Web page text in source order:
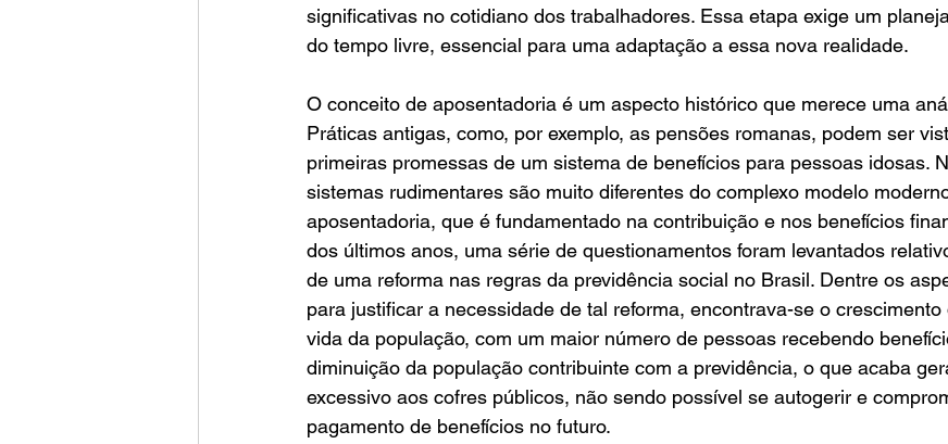
significativas no cotidiano dos trabalhadores. Essa etapa exige um
do tempo livre, essencial para uma adaptação a essa nova realidade.
O conceito de aposentadoria é um aspecto histórico que merece uma
Práticas antigas, como, por exemplo, as pensões romanas, podem ser
primeiras promessas de um sistema de benefícios para pessoas idosas.
sistemas rudimentares são muito diferentes do complexo modelo
aposentadoria, que é fundamentado na contribuição e nos benefícios
dos últimos anos, uma série de questionamentos foram levantados
de uma reforma nas regras da previdência social no Brasil. Dentre os
para justificar a necessidade de tal reforma, encontrava-se o
vida da população, com um maior número de pessoas recebendo
diminuição da população contribuinte com a previdência, o que acaba
excessivo aos cofres públicos, não sendo possível se autogerir e
pagamento de benefícios no futuro.